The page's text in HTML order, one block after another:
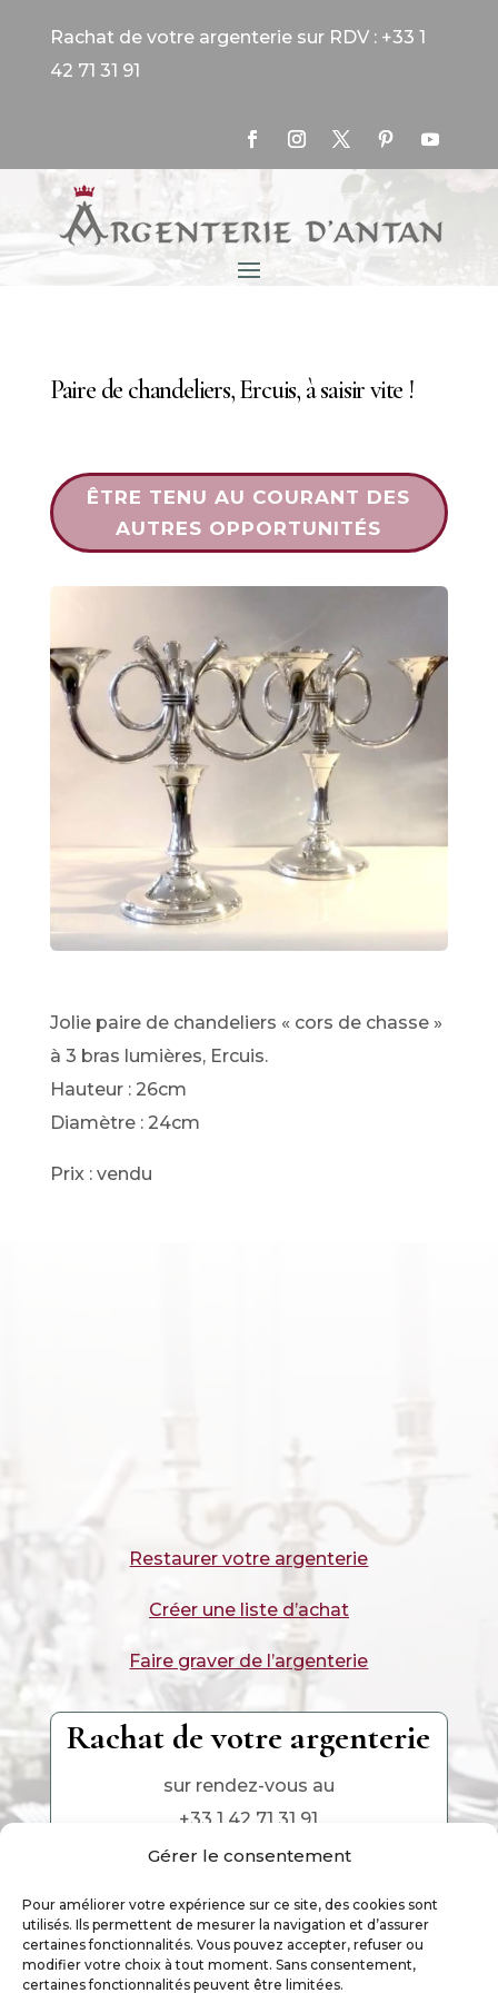
Gérer le consentement
Pour améliorer votre expérience sur ce site, des cookies sont
utilisés. Ils permettent de mesurer la navigation et d’assurer
certaines fonctionnalités. Vous pouvez accepter, refuser ou
modifier votre choix à tout moment. Sans consentement,
certaines fonctionnalités peuvent être limitées.
Rachat de votre argenterie sur RDV : +33 1
42 71 31 91
Paire de chandeliers, Ercuis, à saisir vite !
ÊTRE TENU AU COURANT DES
AUTRES OPPORTUNITÉS
Jolie paire de chandeliers « cors de chasse »
à 3 bras lumières, Ercuis.
Hauteur : 26cm
Diamètre : 24cm
Prix : vendu
Restaurer votre argenterie
Créer une liste d’achat
Faire graver de l’argenterie
Rachat de votre argenterie
sur rendez-vous au
+33 1 42 71 31 91